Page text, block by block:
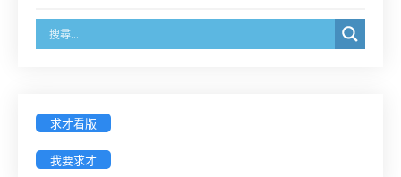
之分公司及商業應參加「勞動權益講習」
徵詢有意願擔任臺南市115年度國民中小學法治教育
求才看版
我要求才